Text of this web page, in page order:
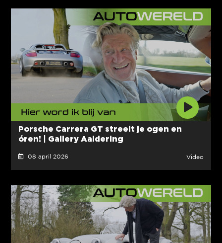
Porsche Carrera GT streelt je ogen en
óren! | Gallery Aaldering
08 april 2026 Video